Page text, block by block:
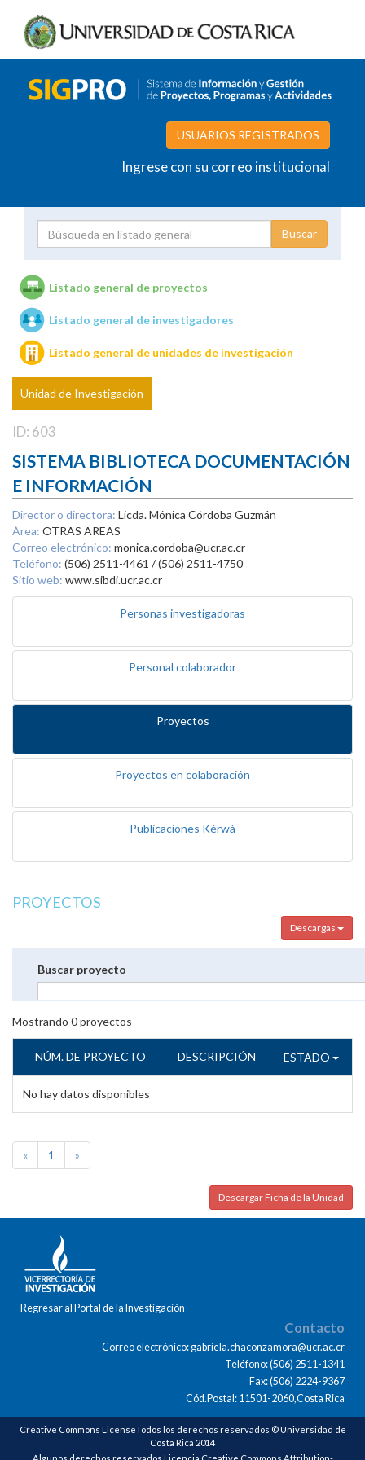
USUARIOS REGISTRADOS
Ingrese con su correo institucional
Unidades de investigación
Listado general de proyectos
Listado general de investigadores
Listado general de unidades de investigación
Unidad de Investigación
ID: 603
SISTEMA BIBLIOTECA DOCUMENTACIÓN
E INFORMACIÓN
Director o directora: Licda. Mónica Córdoba Guzmán
Área: OTRAS AREAS
Correo electrónico: monica.cordoba@ucr.ac.cr
Teléfono: (506) 2511-4461 / (506) 2511-4750
Sitio web: www.sibdi.ucr.ac.cr
Personas investigadoras
Personal colaborador
Proyectos
Proyectos en colaboración
Publicaciones Kérwá
PROYECTOS
Descargas
Buscar proyecto
Mostrando 0proyectos
NÚM. DE PROYECTO DESCRIPCIÓN ESTADO
No hay datos disponibles
« 1 »
Descargar Ficha de la Unidad
Regresar al Portal de la Investigación
Contacto
Correo electrónico: gabriela.chaconzamora@ucr.ac.cr
Teléfono: (506) 2511-1341
Fax: (506) 2224-9367
Cód.Postal: 11501-2060,Costa Rica
Creative Commons LicenseTodos los derechos reservados © Universidad de
Costa Rica 2014